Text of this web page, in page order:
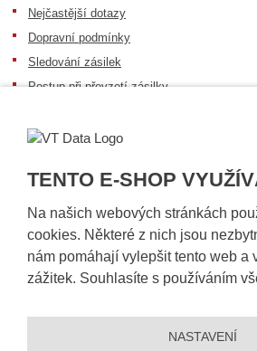
TENTO E-SHOP
Na našich webových stránkách
cookies. Některé z nich jsou
nám pomáhají vylepšit tento web a
zážitek. Souhlasíte s používáním
NASTAVENÍ
Nejčastější dotazy
Dopravní podmínky
Sledování zásilek
Postup při převzetí zásilky
Obecné informace